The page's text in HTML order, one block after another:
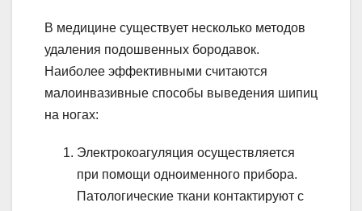
В медицине существует несколько методов
удаления подошвенных бородавок.
Наиболее эффективными считаются
малоинвазивные способы выведения шипиц
на ногах:
Электрокоагуляция осуществляется
при помощи одноименного прибора.
Патологические ткани контактируют с